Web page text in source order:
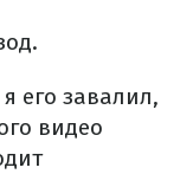
его завалил,
видео